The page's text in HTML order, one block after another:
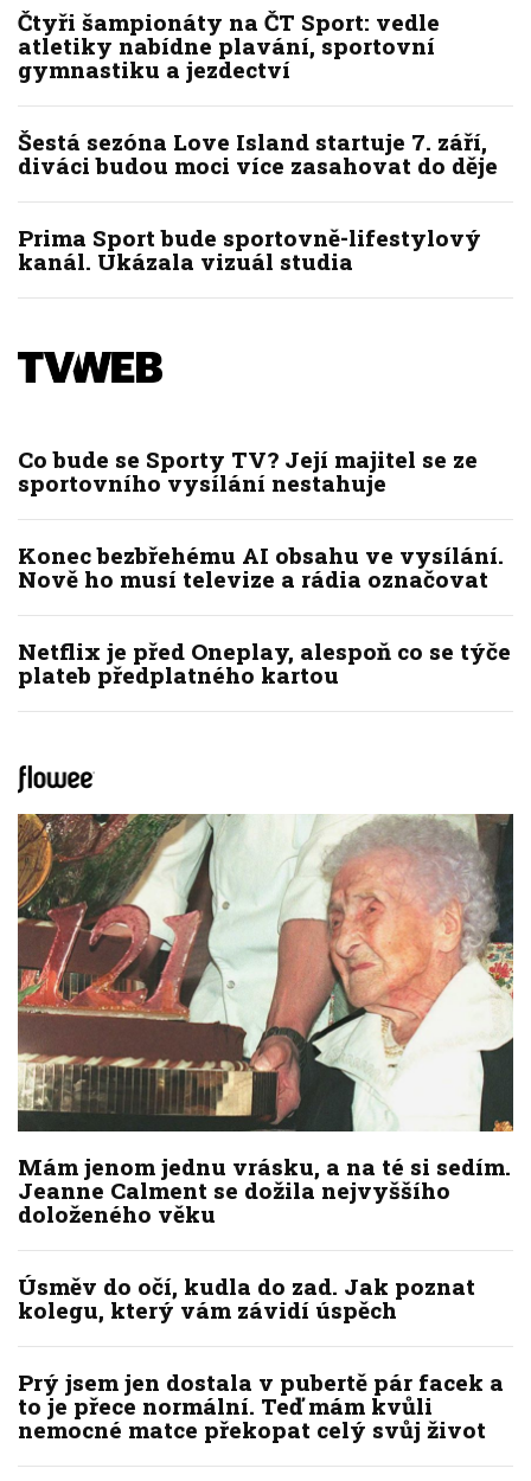
Čtyři šampionáty na ČT Sport: vedle
atletiky nabídne plavání, sportovní
gymnastiku a jezdectví
Šestá sezóna Love Island startuje 7. září,
diváci budou moci více zasahovat do děje
Prima Sport bude sportovně-lifestylový
kanál. Ukázala vizuál studia
Co bude se Sporty TV? Její majitel se ze
sportovního vysílání nestahuje
Konec bezbřehému AI obsahu ve vysílání.
Nově ho musí televize a rádia označovat
Netflix je před Oneplay, alespoň co se týče
plateb předplatného kartou
Mám jenom jednu vrásku, a na té si sedím.
Jeanne Calment se dožila nejvyššího
doloženého věku
Úsměv do očí, kudla do zad. Jak poznat
kolegu, který vám závidí úspěch
Prý jsem jen dostala v pubertě pár facek a
to je přece normální. Teď mám kvůli
nemocné matce překopat celý svůj život